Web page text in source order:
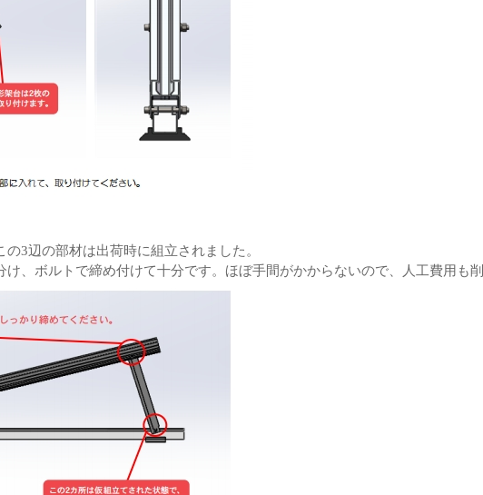
3辺の部材は出荷時に組立されました。
、ボルトで締め付けて十分です。 ほぼ手間がかからないので、人工費用も削